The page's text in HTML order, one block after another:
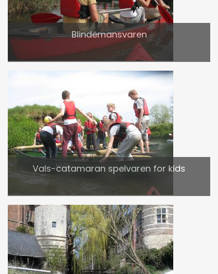
Blindemansvaren
Vals-catamaran spelvaren for kids